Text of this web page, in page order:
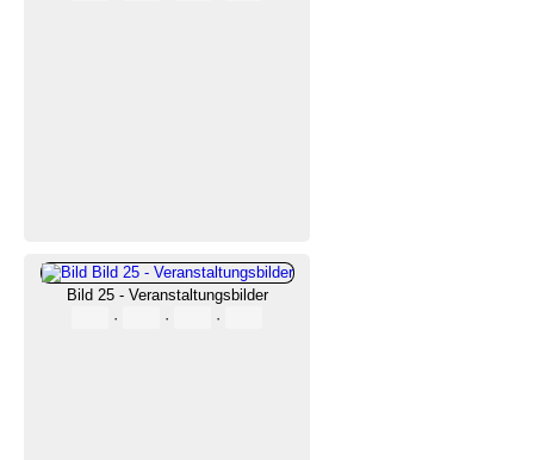
Bild 25 - Veranstaltungsbilder
·
· ·